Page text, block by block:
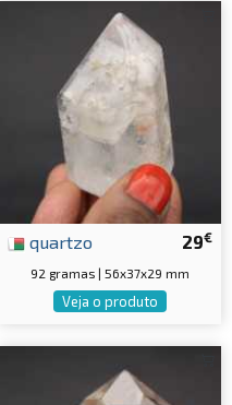
29€
quartzo
92 gramas | 56x37x29 mm
Veja o produto